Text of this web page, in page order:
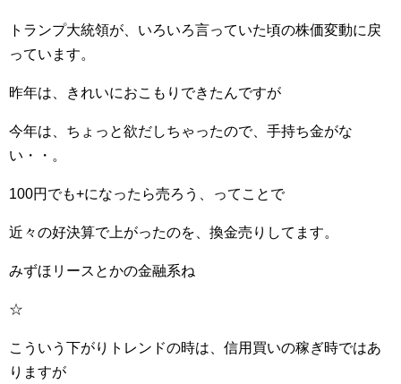
トランプ大統領が、いろいろ言っていた頃の株価変動に戻
っています。
昨年は、きれいにおこもりできたんですが
今年は、ちょっと欲だしちゃったので、手持ち金がな
い・・。
100円でも+になったら売ろう、ってことで
近々の好決算で上がったのを、換金売りしてます。
みずほリースとかの金融系ね
☆
こういう下がりトレンドの時は、信用買いの稼ぎ時ではあ
りますが